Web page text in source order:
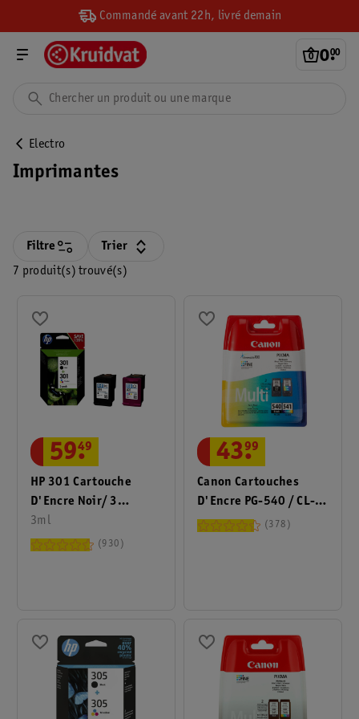
Commandé avant 22h, livré demain
0.
00
Electro
Imprimantes
7 produit(s) trouvé(s)
Filtre Trier
HP 301 Cartouche
D'Encre Noir/ 3
Couleurs
3ml
59.
49
930
Canon Cartouches
D'Encre PG-540 / CL-
541 Noir & Couleur
43.
99
378